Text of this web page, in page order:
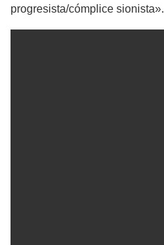
progresista/cómplice sionista».